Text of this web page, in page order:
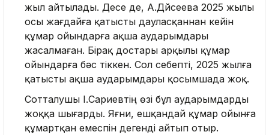
жыл айтылады. Десе де, А.Дүйсеева 2025 жылы
осы жағдайға қатысты дауласқаннан кейін
құмар ойындарға ақша аударымдары
жасалмаған. Бірақ достары арқылы құмар
ойындарға бәс тіккен. Сол себепті, 2025 жылға
қатысты ақша аударымдары қосымшада жоқ.
Сотталушы І.Сариевтің өзі бұл аударымдарды
жоққа шығарды. Яғни, ешқандай құмар ойынға
құмартқан емеспін дегенді айтып отыр.